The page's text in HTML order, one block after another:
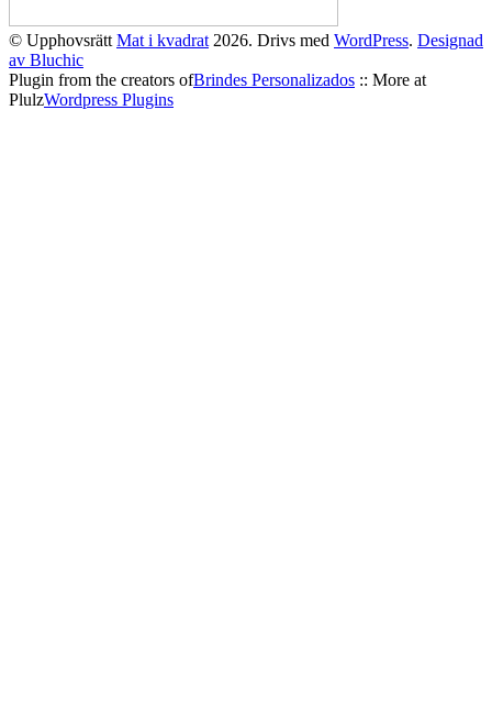
© Upphovsrätt Mat i kvadrat 2026. Drivs med WordPress. Designad
av Bluchic
Plugin from the creators ofBrindes Personalizados :: More at
PlulzWordpress Plugins